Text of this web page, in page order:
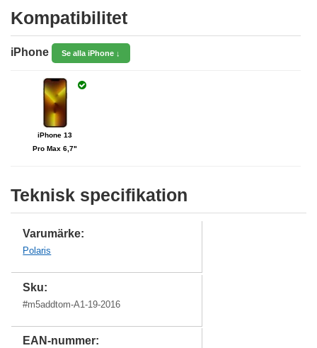
Kompatibilitet
iPhone Se alla iPhone ↓
iPhone 13
Pro Max 6,7"
Teknisk specifikation
Varumärke:
Polaris
Sku:
#m5addtom-A1-19-2016
EAN-nummer: